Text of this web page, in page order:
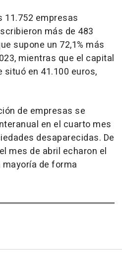
11.752 empresas
más de 483
supone un 72,1% más
mientras que el capital
en 41.100 euros,
de empresas se
en el cuarto mes
desaparecidas. De
mes de abril echaron el
de forma